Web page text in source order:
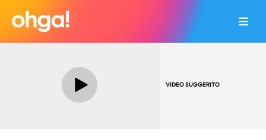
VIDEO SUGGERITO